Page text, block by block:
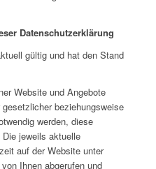
Datenschutzerklärung
gültig und hat den Stand
Website und Angebote
beziehungsweise
werden, diese
jeweils aktuelle
auf der Website unter
von Ihnen abgerufen und